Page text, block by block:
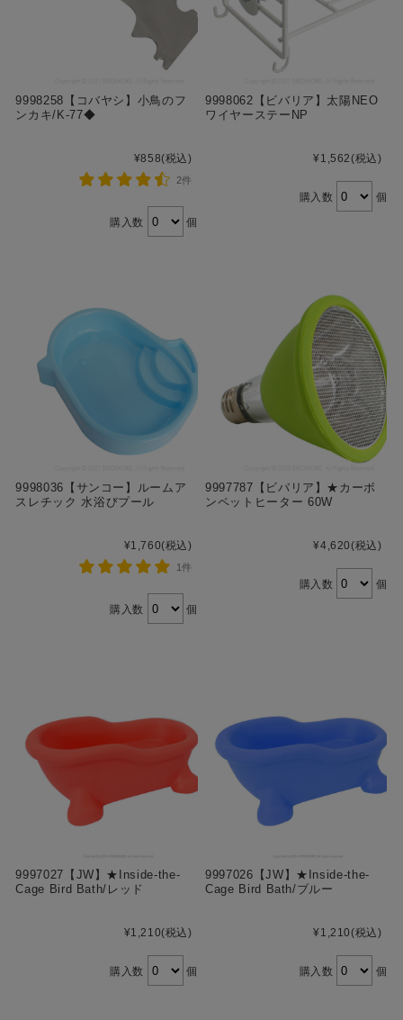
9998258【コバヤシ】小鳥のフ
ンカキ/K-77◆
¥858(税込)
2件
購入数 個
9998062【ビバリア】太陽NEO
ワイヤーステーNP
¥1,562(税込)
購入数 個
9998036【サンコー】ルームア
スレチック 水浴びプール
¥1,760(税込)
1件
購入数 個
9997787【ビバリア】★カーボ
ンペットヒーター 60W
¥4,620(税込)
購入数 個
9997027【JW】★Inside-the-
Cage Bird Bath/レッド
¥1,210(税込)
購入数 個
9997026【JW】★Inside-the-
Cage Bird Bath/ブルー
¥1,210(税込)
購入数 個